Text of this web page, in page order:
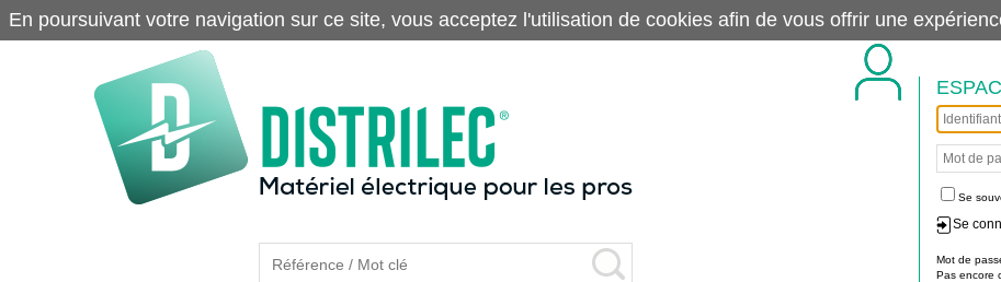
Se
Se
Mot de
Pas encore
En poursuivant votre navigation sur ce site, vous acceptez l'utilisation de cookies afin de vous offrir une